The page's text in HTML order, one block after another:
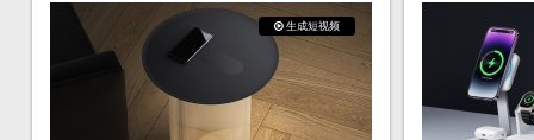
生成短视频